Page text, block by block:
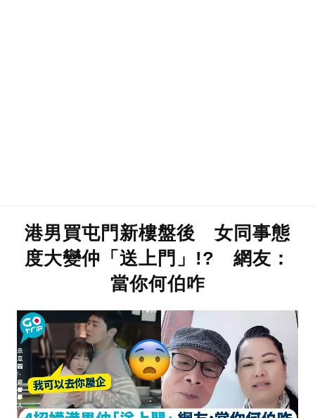
港男買屯門新樓盤後 女同事態
度大變仲「送上門」!? 網友：
當你何伯咋